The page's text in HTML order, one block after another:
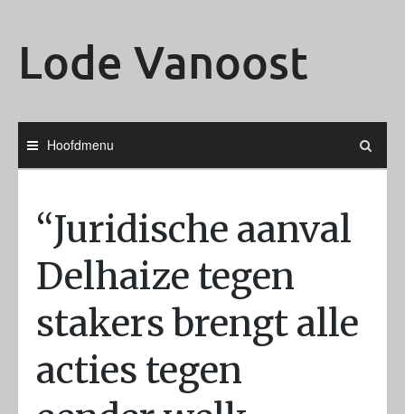
Lode Vanoost
Hoofdmenu
“Juridische aanval
Delhaize tegen
stakers brengt alle
acties tegen